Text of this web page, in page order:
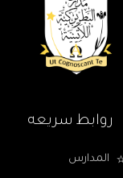
روابط سريعه
المدارس